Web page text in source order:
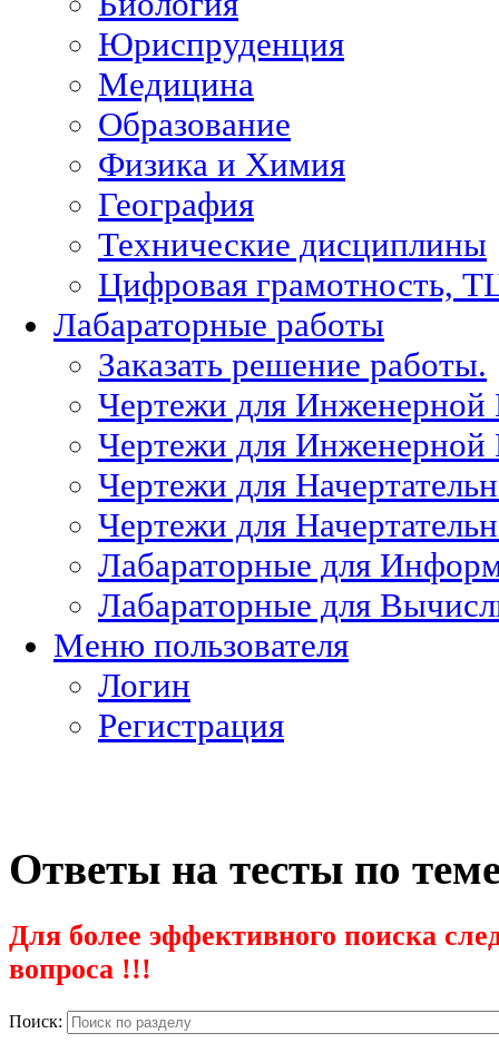
Юриспруденция
Медицина
Образование
Физика и Химия
География
Технические дисциплины
Цифровая грамотность,
Лабараторные работы
Заказать решение работы.
Чертежи для
Чертежи для
Чертежи для
Чертежи для
Лабараторные для
Лабараторные для
Меню пользователя
Логин
Регистрация
Ответы на тесты по
Для более эффективного поиска
вопроса !!!
Поиск: